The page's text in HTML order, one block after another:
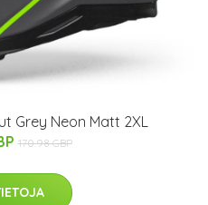
Grey Neon Matt 2XL
170.98 GBP